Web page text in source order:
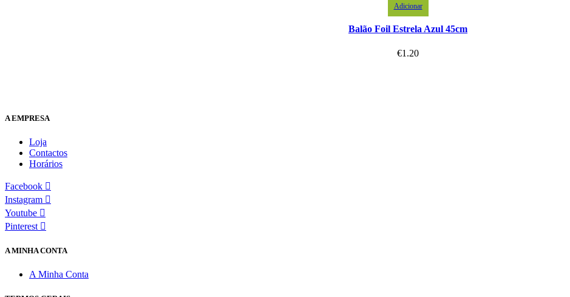
Adicionar
Balão Foil Estrela Azul 45cm
€1.20
A EMPRESA
Loja
Contactos
Horários
Facebook
Instagram
Youtube
Pinterest
A MINHA CONTA
A Minha Conta